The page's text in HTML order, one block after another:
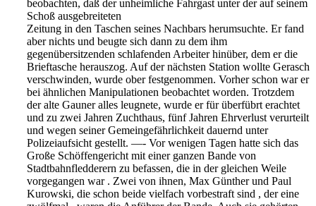
beobachten, daß der unheimliche Fahrgast unter der auf seinem
Schoß ausgebreiteten
Zeitung in den Taschen seines Nachbars herumsuchte. Er fand
abernichts und beugte sich dann zu dem ihm
gegenübersitzenden schlafenden Arbeiter hinüber, dem er die
Brieftasche herauszog. Aufder nächsten Station wollte Gerasch
verschwinden, wurde ober festgenommen. Vorher schon war er
bei ähnlichen Manipulationen beobachtet worden. Trotzdem
der alte Gauner alles leugnete, wurde er für überfübrt erachtet
und zu zwei Jahren Zuchthaus, fünf Jahren Ehrverlust verurteilt
und wegen seiner Gemeingefährlichkeit dauernd unter
Polizeiaufsicht gestellt. —- Vor wenigen Tagen hatte sich das
Große Schöffengericht mit einer ganzen Bande von
Stadtbahnfledderern zu befassen, die in der gleichen Weile
vorgegangen war . Zwei von ihnen, Max Günther und Paul
Kurowski, die schon beide vielfach vorbestraft sind , der eine